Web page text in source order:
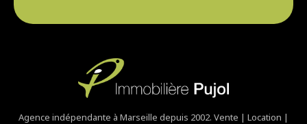
Agence indépendante à Marseille depuis 2002. Vente | Location |